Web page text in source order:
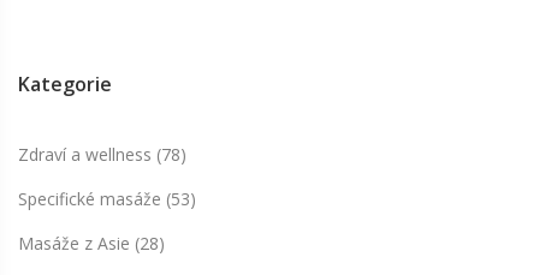
Kategorie
Zdraví a wellness (78)
Specifické masáže (53)
Masáže z Asie (28)